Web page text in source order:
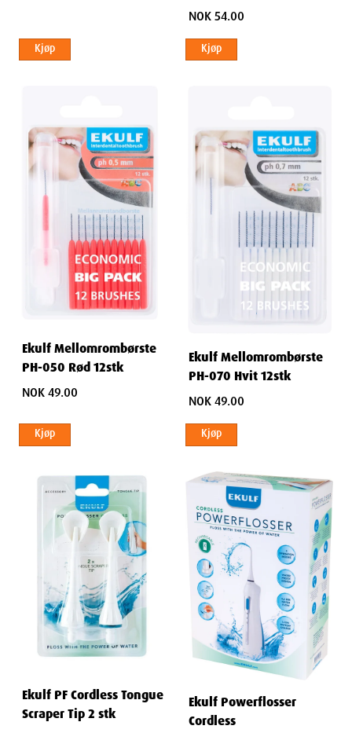
Kjøp
30stk
NOK 54.00
Kjøp
Ekulf Mellomrombørste
PH-050 Rød 12stk
NOK 49.00
Kjøp
Ekulf Mellomrombørste
PH-070 Hvit 12stk
NOK 49.00
Kjøp
Ekulf PF Cordless Tongue
Scraper Tip 2 stk
Ekulf Powerflosser
Cordless